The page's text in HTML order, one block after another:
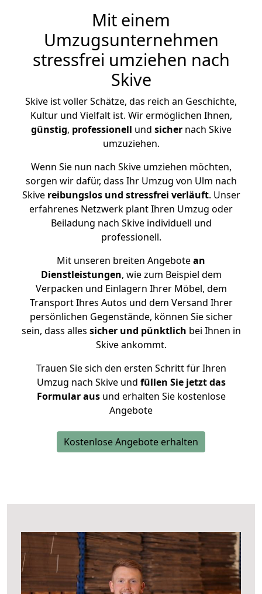
Mit einem
Umzugsunternehmen
stressfrei umziehen nach
Skive
Skive ist voller Schätze, das reich an Geschichte,
Kultur und Vielfalt ist. Wir ermöglichen Ihnen,
günstig, professionell und sichernach Skive
umzuziehen.
Wenn Sie nun nach Skive umziehen möchten,
sorgen wir dafür, dass Ihr Umzug von Ulm nach
Skive reibungslos und stressfrei verläuft. Unser
erfahrenes Netzwerk plant Ihren Umzug oder
Beiladung nach Skive individuell und
professionell.
Mit unseren breiten Angebotean
Dienstleistungen, wie zum Beispiel dem
Verpacken und Einlagern Ihrer Möbel, dem
Transport Ihres Autos und dem Versand Ihrer
persönlichen Gegenstände, können Sie sicher
sein, dass alles sicher und pünktlich bei Ihnen in
Skive ankommt.
Trauen Sie sich den ersten Schritt für Ihren
Umzug nach Skive und füllen Sie jetzt das
Formular ausund erhalten Sie kostenlose
Angebote
Kostenlose Angebote erhalten